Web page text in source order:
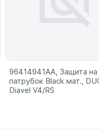
96414941AA, Защита на
патрубок Black мат.,
Diavel V4/RS